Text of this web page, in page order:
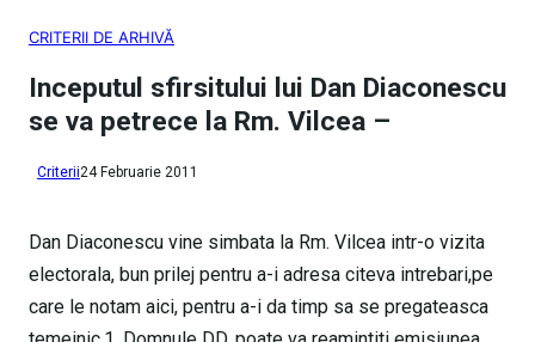
CRITERII DE ARHIVĂ
Inceputul sfirsitului lui Dan Diaconescu
se va petrece la Rm. Vilcea –
Criterii24 Februarie 2011
Dan Diaconescu vine simbata la Rm. Vilcea intr-o vizita
electorala, bun prilej pentru a-i adresa citeva intrebari,pe
care le notam aici, pentru a-i da timp sa se pregateasca